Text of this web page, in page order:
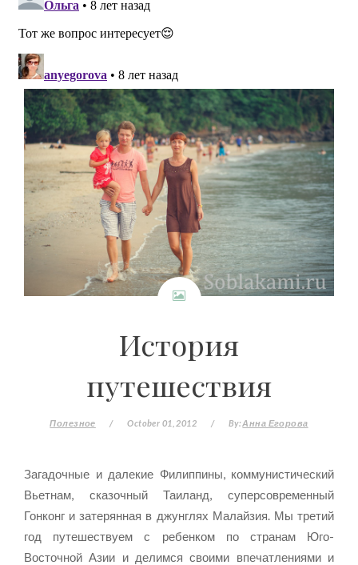
История
путешествия
Полезное / October 01, 2012 / By:Анна Егорова
Загадочные и далекие Филиппины, коммунистический
Вьетнам, сказочный Таиланд, суперсовременный
Гонконг и затерянная в джунглях Малайзия. Мы третий
год путешествуем с ребенком по странам Юго-
Восточной Азии и делимся своими впечатлениями и